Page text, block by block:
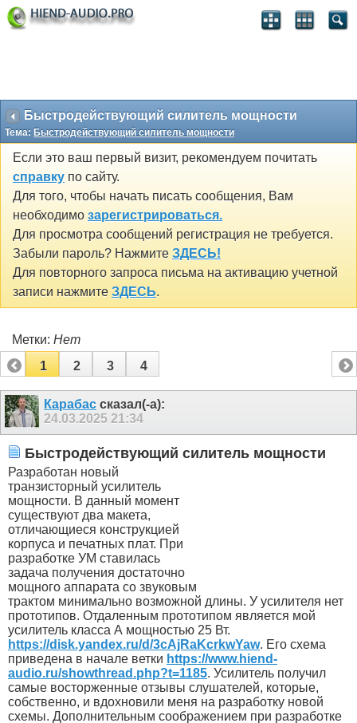
Быстродействующий силитель мощности
Тема: Быстродействующий силитель мощности
Если это ваш первый визит, рекомендуем почитать
справку по сайту.
Для того, чтобы начать писать сообщения, Вам
необходимо зарегистрироваться.
Для просмотра сообщений регистрация не требуется.
Забыли пароль? Нажмите ЗДЕСЬ!
Для повторного запроса письма на активацию учетной
записи нажмите ЗДЕСЬ.
Метки: Нет
1
2 3 4
Карабас сказал(-а):
24.03.2025 21:34
Быстродействующий силитель мощности
Разработан новый
транзисторный усилитель
мощности. В данный момент
существуют два макета,
отличающиеся конструкцией
корпуса и печатных плат. При
разработке УМ ставилась
задача получения достаточно
мощного аппарата со звуковым
трактом минимально возможной длины. У усилителя нет
прототипов. Отдаленным прототипом является мой
усилитель класса А мощностью 25 Вт.
https://disk.yandex.ru/d/3cAjRaKcrkwYaw. Его схема
приведена в начале ветки https://www.hiend-
audio.ru/showthread.php?t=1185. Усилитель получил
самые восторженные отзывы слушателей, которые,
собственно, и вдохновили меня на разработку новой
схемы. Дополнительным соображением при разработке